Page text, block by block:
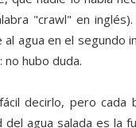
"crawl" en
al agua en el segundo
no hubo duda.
decirlo, pero
del agua salada es la